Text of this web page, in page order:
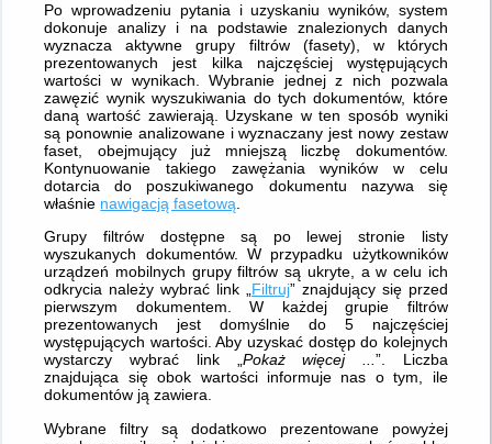
Po wprowadzeniu pytania i uzyskaniu wyników, system
dokonuje analizy i na podstawie znalezionych danych
wyznacza aktywne grupy filtrów (fasety), w których
prezentowanych jest kilka najczęściej występujących
wartości w wynikach. Wybranie jednej z nich pozwala
zawęzić wynik wyszukiwania do tych dokumentów, które
daną wartość zawierają. Uzyskane w ten sposób wyniki
są ponownie analizowane i wyznaczany jest nowy zestaw
faset, obejmujący już mniejszą liczbę dokumentów.
Kontynuowanie takiego zawężania wyników w celu
dotarcia do poszukiwanego dokumentu nazywa się
właśnie nawigacją fasetową
Grupy filtrów dostępne są po lewej stronie listy
wyszukanych dokumentów. W przypadku użytkowników
urządzeń mobilnych grupy filtrów są ukryte, a w celu ich
odkrycia należy wybrać link „Filtruj” znajdujący się przed
pierwszym dokumentem. W każdej grupie filtrów
prezentowanych jest domyślnie do 5 najczęściej
występujących wartości. Aby uzyskać dostęp do kolejnych
wystarczy wybrać link „Pokaż więcej ...”. Liczba
znajdująca się obok wartości informuje nas o tym, ile
dokumentów ją zawiera.
Wybrane filtry są dodatkowo prezentowane powyżej